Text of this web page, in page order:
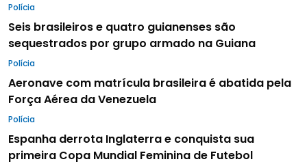
Polícia
Seis brasileiros e quatro guianenses são
sequestrados por grupo armado na Guiana
Polícia
Aeronave com matrícula brasileira é abatida pela
Força Aérea da Venezuela
Polícia
Espanha derrota Inglaterra e conquista sua
primeira Copa Mundial Feminina de Futebol